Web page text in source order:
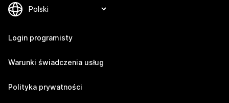
Login programisty
Warunki świadczenia usług
Polityka prywatności